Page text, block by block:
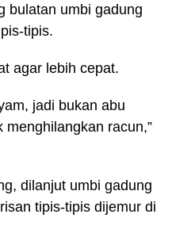
bulatan umbi gadung
tipis.
agar lebih cepat.
jadi bukan abu
racun,”
dilanjut umbi gadung
tipis-tipis dijemur di